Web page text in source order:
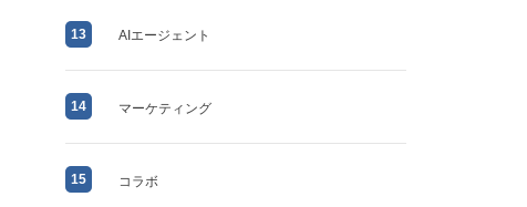
13 AIエージェント
14 マーケティング
15 コラボ